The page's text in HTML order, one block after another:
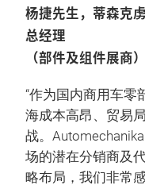
杨捷先生，蒂森克
总经理
（部件及组件展商）
“作为国内商用车零
海成本高昂、贸易
战。
场的潜在分销商及
略布局，我们非常